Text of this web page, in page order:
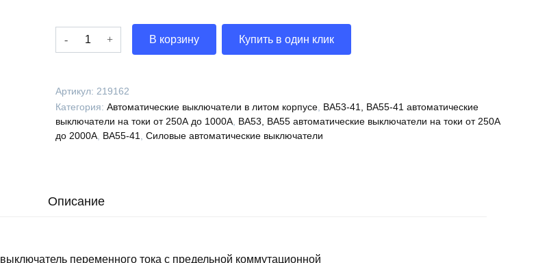
Количество
Выключатель
41-
334770-
630А-690AC-
КЭАЗ,
В корзину Купить в один клик
Артикул: 219162
Категория: Автоматические выключатели в литом корпусе, ВА53-41, ВА55-41 автоматические
выключатели на токи от 250А до 1000А, ВА53, ВА55 автоматические выключатели на токи от 250А
до 2000А, ВА55-41 Силовые автоматические выключатели
Описание
переменного тока с предельной коммутационной